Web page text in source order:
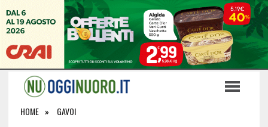
HOME GAVOI